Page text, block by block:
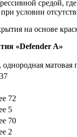
средой,
условии
на основе
«Defender A»
матовая
72
5
70
2